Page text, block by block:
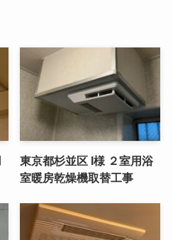
東京都杉並区 I様 ２室用浴
室暖房乾燥機取替工事